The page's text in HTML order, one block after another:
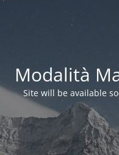
Modalità
Site will be available